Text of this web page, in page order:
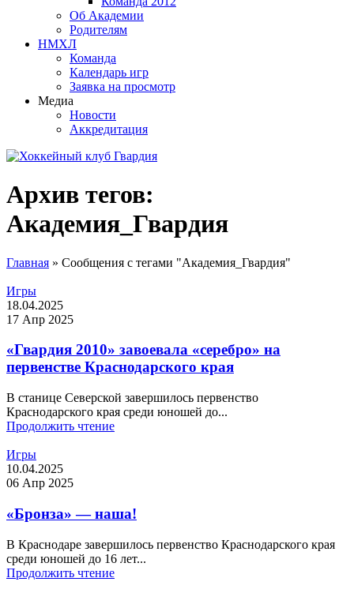
Об Академии
Родителям
НМХЛ
Команда
Календарь игр
Заявка на просмотр
Медиа
Новости
Аккредитация
Архив тегов:
Академия_Гвардия
Главная » Сообщения с тегами "Академия_Гвардия"
Игры
18.04.2025
17 Апр 2025
«Гвардия 2010» завоевала «серебро» на
первенстве Краснодарского края
В станице Северской завершилось первенство
Краснодарского края среди юношей до...
Продолжить чтение
Игры
10.04.2025
06 Апр 2025
«Бронза» — наша!
В Краснодаре завершилось первенство Краснодарского края
среди юношей до 16 лет...
Продолжить чтение